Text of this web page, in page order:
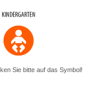
Sie bitte auf das Symbol!